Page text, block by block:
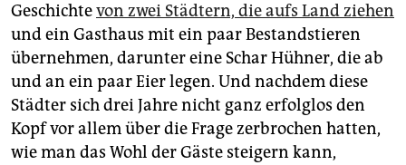
Geschichtevon zwei Städtern, die aufs Land ziehen
und ein Gasthaus mit ein paar Bestandstieren
übernehmen, darunter eine Schar Hühner, die ab
und an ein paar Eier legen. Und nachdem diese
Städter sich drei Jahre nicht ganz erfolglos den
Kopf vor allem über die Frage zerbrochen hatten,
wie man das Wohl der Gäste steigern kann,